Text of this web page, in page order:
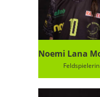
Feldspielerin